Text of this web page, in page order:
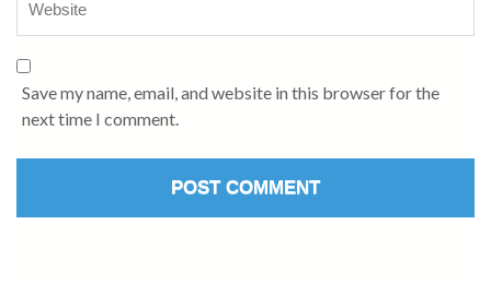
Save my name, email, and website in this browser for the
next time I comment.